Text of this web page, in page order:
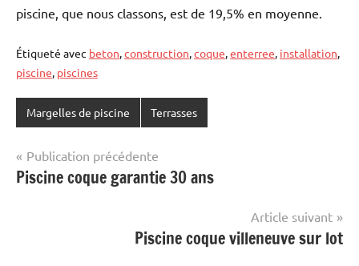
piscine, que nous classons, est de 19,5% en moyenne.
Étiqueté avec beton,construction,coque,enterree, installation,
piscine, piscines
Margelles de piscine Terrasses
Navigation
de
Publication précédente
Piscine coque garantie 30 ans
Article suivant
Piscine coque villeneuve sur lot